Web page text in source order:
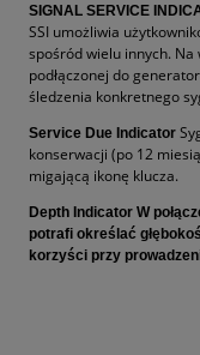
SIGNAL SERVICE
SSI umożliwia
spośród wielu innych. Na
podłączonej do
śledzenia konkretnego
Service Due Indicator
konserwacji (po 12
migającą ikonę klucza.
Depth Indicator W
potrafi określać
korzyści przy